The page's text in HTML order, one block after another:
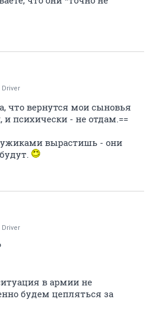
Driver
что вернутся мои сыновья
психически - не отдам.==
вырастишь - они
Driver
в армии не
будем цепляться за